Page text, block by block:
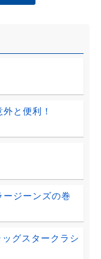
と便利！
ジーンズの巻
グスタークラシ